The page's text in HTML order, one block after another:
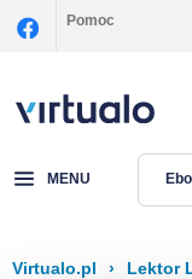
Pomoc
MENU
Virtualo.pl › Lektor